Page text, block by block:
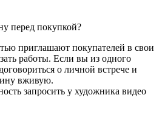
перед покупкой?
приглашают покупателей в свои
работы. Если вы из одного
о личной встрече и
вживую.
запросить у художника видео